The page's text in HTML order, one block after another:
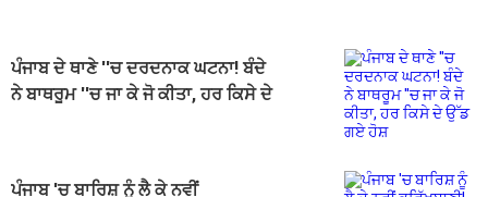
ਪੰਜਾਬ ਦੇ ਥਾਣੇ ''ਚ ਦਰਦਨਾਕ ਘਟਨਾ! ਬੰਦੇ
ਨੇ ਬਾਥਰੂਮ ''ਚ ਜਾ ਕੇ ਜੋ ਕੀਤਾ, ਹਰ ਕਿਸੇ ਦੇ
ਪੰਜਾਬ 'ਚ ਬਾਰਿਸ਼ ਨੂੰ ਲੈ ਕੇ ਨਵੀਂ